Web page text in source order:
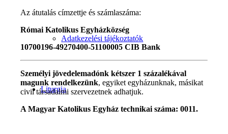
Adatkezelési tájékoztatók
Liturgia
Az átutalás címzettje és számlaszáma:
Római Katolikus Egyházközség
10700196-49270400-51100005 CIB Bank
Személyi jövedelemadónk kétszer 1 százalékával
magunk rendelkezünk, egyiket egyházunknak, másikat
civil társadalmi szervezetnek adhatjuk.
A Magyar Katolikus Egyház technikai száma: 0011.